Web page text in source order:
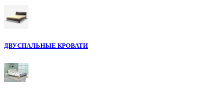
ДВУСПАЛЬНЫЕ КРОВАТИ